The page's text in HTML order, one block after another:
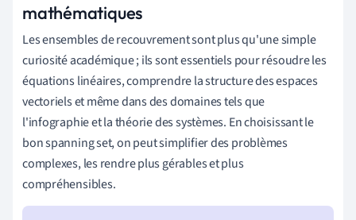
mathématiques
Les ensembles de recouvrement sont plus qu'une simple
curiosité académique ; ils sont essentiels pour résoudre les
équations linéaires, comprendre la structure des espaces
vectoriels et même dans des domaines tels que
l'infographie et la théorie des systèmes. En choisissant le
bon spanning set, on peut simplifier des problèmes
complexes, les rendre plus gérables et plus
compréhensibles.